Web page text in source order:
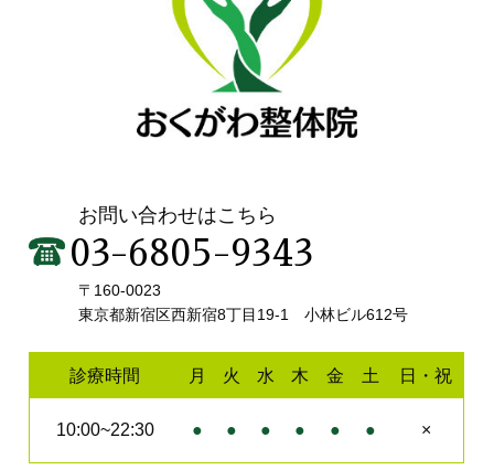
お問い合わせはこちら
03-6805-9343
〒160-0023
東京都新宿区西新宿8丁目19-1 小林ビル612号
診療時間 月 火 水 木 金 土 日・祝
10:00~22:30 ● ● ● ● ● ● ×